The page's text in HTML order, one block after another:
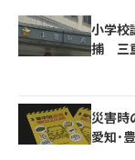
小学校
捕 三
災害時
愛知･豊
死に